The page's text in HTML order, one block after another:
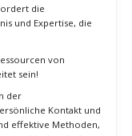
und dem
einen echten
Beratungsteam und
Kosten an.
Bereich liegen!